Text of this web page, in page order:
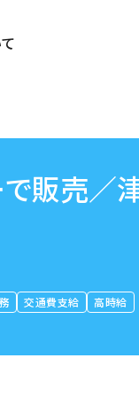
販売／
交通費支給
高時給